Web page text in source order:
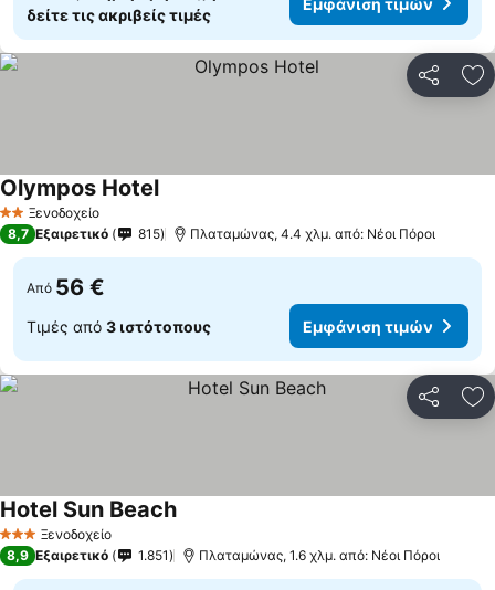
δείτε τις ακριβείς τιμές
2 ΑστέριαΞενοδοχείο
Olympos HotelΕμφάνιση τιμών
8,7 Εξαιρετικό 815 Πλαταμώνας, 4.4 χλμ. από: Νέοι Πόροι
Από 56 €
Τιμές από 3 ιστότοπους Εμφάνιση τιμών
3 ΑστέριαΞενοδοχείο
Hotel Sun BeachΕμφάνιση τιμών
8,9 Εξαιρετικό 1.851 Πλαταμώνας, 1.6 χλμ. από: Νέοι Πόροι